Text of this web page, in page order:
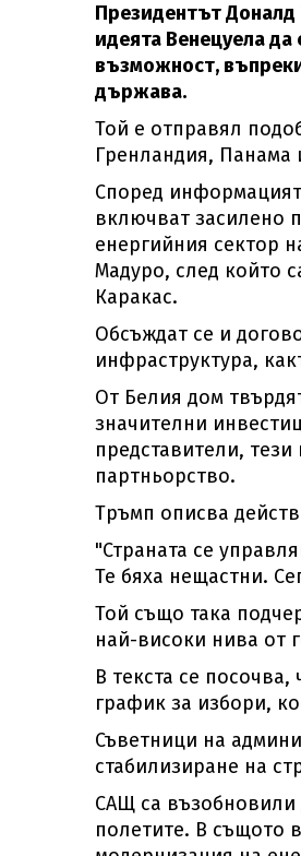
Президентът
идеята Венецуела
възможност,
държава.
Той е отправял
Гренландия, Панама
Според
включват засилено
енергийния сектор
Мадуро, след който
Каракас.
Обсъждат се и
инфраструктура,
От Белия дом
значителни
представители,
партньорство.
Тръмп описва
"Страната се
Те бяха нещастни.
Той също така
най-високи нива от
В текста се
график за избори,
Съветници на
стабилизиране на
САЩ са възобновили
полетите. В същото